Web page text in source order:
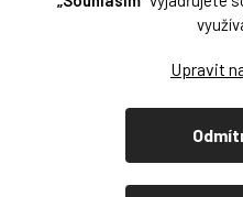
Vytvořil